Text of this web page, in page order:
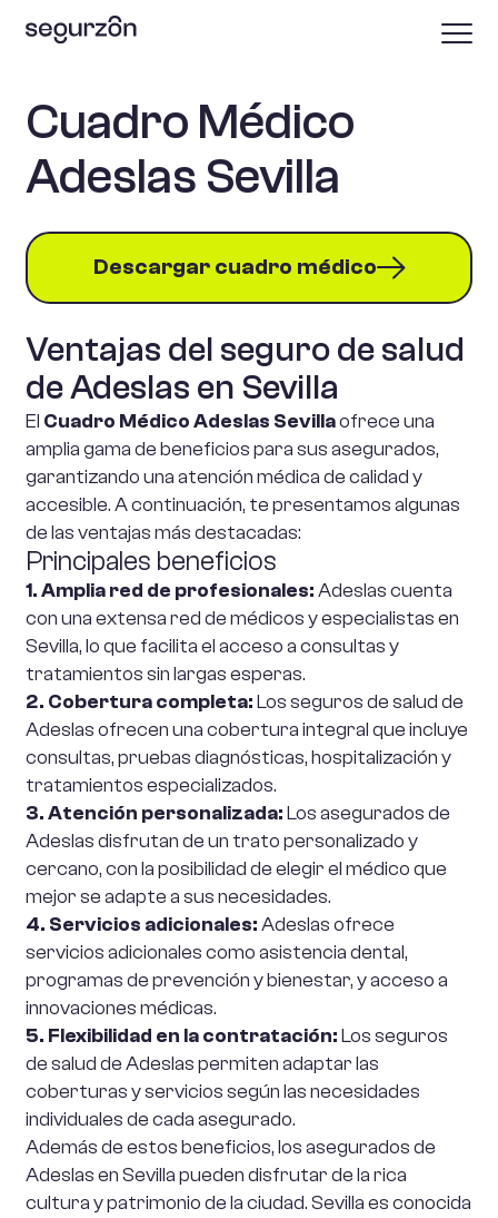
Cuadro Médico
Adeslas Sevilla
Descargar cuadro médico
Ventajas del seguro de salud
de Adeslas en Sevilla
El Cuadro Médico Adeslas Sevillaofrece una
amplia gama de beneficios para sus asegurados,
garantizando una atención médica de calidad y
accesible. A continuación, te presentamos algunas
de las ventajas más destacadas:
Principales beneficios
1. Amplia red de profesionales:Adeslas cuenta
con una extensa red de médicos y especialistas en
Sevilla, lo que facilita el acceso a consultas y
tratamientos sin largas esperas.
2. Cobertura completa:Los seguros de salud de
Adeslas ofrecen una cobertura integral que incluye
consultas, pruebas diagnósticas, hospitalización y
tratamientos especializados.
3. Atención personalizada:Los asegurados de
Adeslas disfrutan de un trato personalizado y
cercano, con la posibilidad de elegir el médico que
mejor se adapte a sus necesidades.
4. Servicios adicionales:Adeslas ofrece
servicios adicionales como asistencia dental,
programas de prevención y bienestar, y acceso a
innovaciones médicas.
5. Flexibilidad en la contratación:Los seguros
de salud de Adeslas permiten adaptar las
coberturas y servicios según las necesidades
individuales de cada asegurado.
Además de estos beneficios, los asegurados de
Adeslas en Sevilla pueden disfrutar de la rica
cultura y patrimonio de la ciudad. Sevilla es conocida